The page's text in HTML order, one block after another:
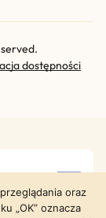
dostępności
oraz
„OK” oznacza